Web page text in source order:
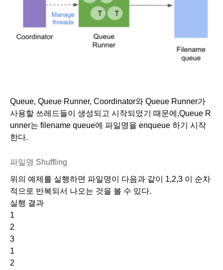
Queue, Queue Runner, Coordinator와 Queue Runner가
사용할 쓰레드들이 생성되고 시작되었기 때문에,Queue R
unner는 filename queue에 파일명을 enqueue 하기 시작
한다.
파일명 Shuffling
위의 예제를 실행하면 파일명이 다음과 같이 1,2,3 이 순차
적으로 반복되서 나오는 것을 볼 수 있다.
실행 결과
1
2
3
1
2